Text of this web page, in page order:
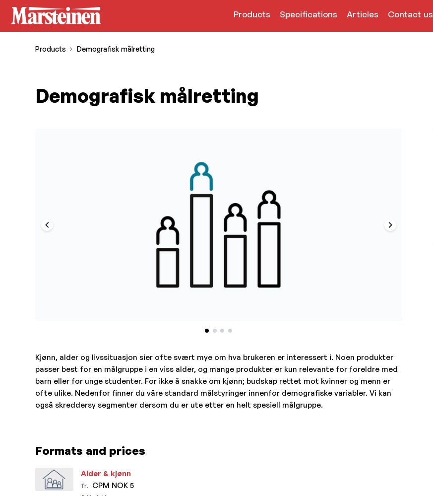
Products Specifications Articles Contact us
Products Demografisk målretting
Demografisk målretting
Kjønn, alder og livssituasjon sier ofte svært mye om hva brukeren er interessert i. Noen produkter
passer best for en målgruppe i en viss alder, og mange produkter er kun relevante for foreldre med
barn eller for unge studenter. For ikke å snakke om kjønn; budskap rettet mot kvinner og menn er
ofte ulike. Nedenfor finner du våre standard målstyringer innenfor demografiske variabler. Vi kan
også skreddersy segmenter dersom du er ute etter en helt spesiell målgruppe.
Formats and prices
Alder & kjønn
fr. CPM NOK 5